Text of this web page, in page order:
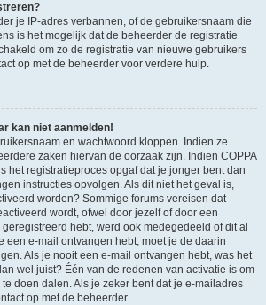
je IP-adres verbannen, of de gebruikersnaam die
is het mogelijk dat de beheerder de registratie
om zo de registratie van nieuwe gebruikers
op met de beheerder voor verdere hulp.
kan niet aanmelden!
en wachtwoord kloppen. Indien ze
zaken hiervan de oorzaak zijn. Indien COPPA
het registratieproces opgaf dat je jonger bent dan
instructies opvolgen. Als dit niet het geval is,
worden? Sommige forums vereisen dat
wordt, ofwel door jezelf of door een
hebt, werd ook medegedeeld of dit al
een e-mail ontvangen hebt, moet je de daarin
Als je nooit een e-mail ontvangen hebt, was het
wel juist? Één van de redenen van activatie is om
doen dalen. Als je zeker bent dat je e-mailadres
op met de beheerder.